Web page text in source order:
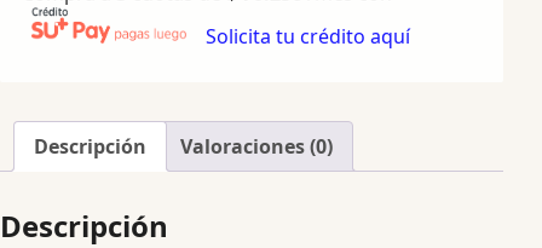
Solicita tu crédito aquí
Descripción Valoraciones (0)
Descripción